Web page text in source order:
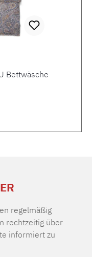
Bettwäsche
regelmäßig
rechtzeitig über
informiert zu